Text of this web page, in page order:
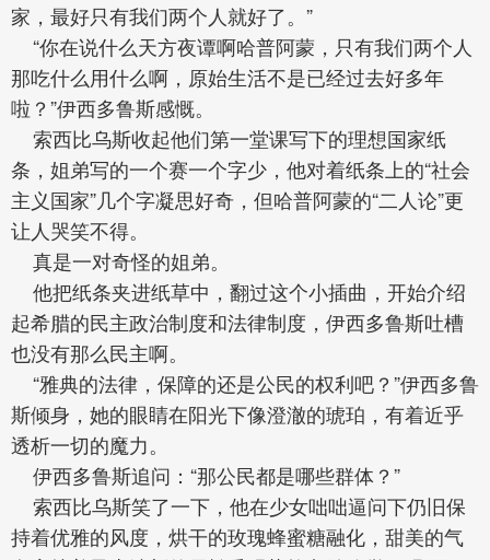
家，最好只有我们两个人就好了。”
“你在说什么天方夜谭啊哈普阿蒙，只有我们两个人
那吃什么用什么啊，原始生活不是已经过去好多年
啦？”伊西多鲁斯感慨。
索西比乌斯收起他们第一堂课写下的理想国家纸
条，姐弟写的一个赛一个字少，他对着纸条上的“社会
主义国家”几个字凝思好奇，但哈普阿蒙的“二人论”更
让人哭笑不得。
真是一对奇怪的姐弟。
他把纸条夹进纸草中，翻过这个小插曲，开始介绍
起希腊的民主政治制度和法律制度，伊西多鲁斯吐槽
也没有那么民主啊。
“雅典的法律，保障的还是公民的权利吧？”伊西多鲁
斯倾身，她的眼睛在阳光下像澄澈的琥珀，有着近乎
透析一切的魔力。
伊西多鲁斯追问：“那公民都是哪些群体？”
索西比乌斯笑了一下，他在少女咄咄逼问下仍旧保
持着优雅的风度，烘干的玫瑰蜂蜜糖融化，甜美的气